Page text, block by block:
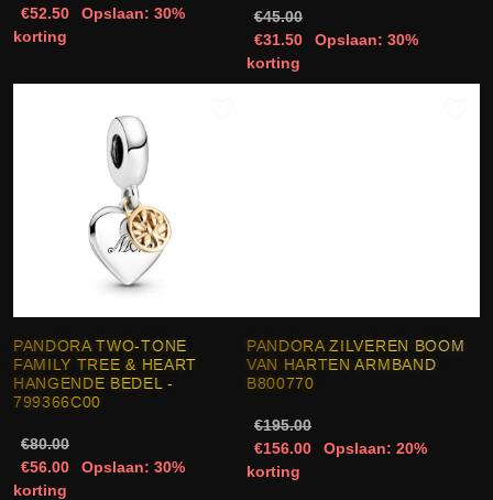
€52.50
Opslaan: 30%
korting
€45.00
€31.50
Opslaan: 30%
korting
PANDORA TWO-TONE
FAMILY TREE & HEART
HANGENDE BEDEL -
799366C00
€80.00
€56.00
Opslaan: 30%
korting
PANDORA ZILVEREN BOOM
VAN HARTEN ARMBAND
B800770
€195.00
€156.00
Opslaan: 20%
korting